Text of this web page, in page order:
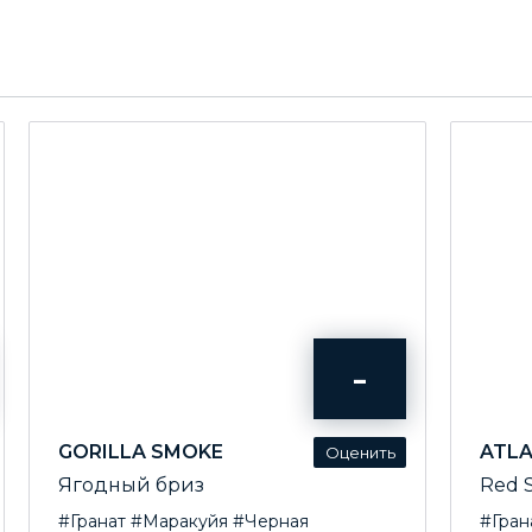
-
GORILLA SMOKE
Ягодный бриз
#Гранат #Маракуйя #Черная
Red